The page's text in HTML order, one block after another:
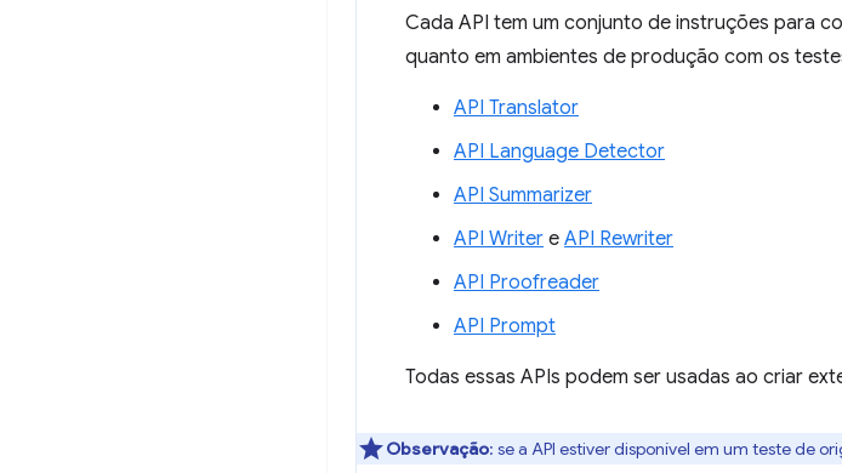
Cada API tem um conjunto de instruções para
quanto em ambientes de produção com os
API Translator
API Language Detector
API Summarizer
API Writer e API Rewriter
API Proofreader
API Prompt
Todas essas APIs podem ser usadas ao criar
Observação: se a API estiver disponível em um teste de